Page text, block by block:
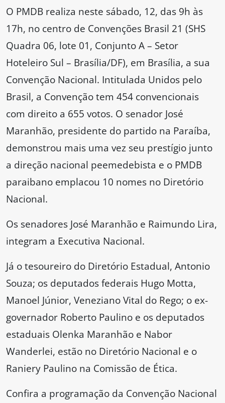
O PMDB realiza neste sábado, 12, das 9h às
17h, no centro de Convenções Brasil 21 (SHS
Quadra 06, lote 01, Conjunto A – Setor
Hoteleiro Sul – Brasília/DF), em Brasília, a sua
Convenção Nacional. Intitulada Unidos pelo
Brasil, a Convenção tem 454 convencionais
com direito a 655 votos. O senador José
Maranhão, presidente do partido na Paraíba,
demonstrou mais uma vez seu prestígio junto
a direção nacional peemedebista e o PMDB
paraibano emplacou 10 nomes no Diretório
Nacional.
Os senadores José Maranhão e Raimundo Lira,
integram a Executiva Nacional.
Já o tesoureiro do Diretório Estadual, Antonio
Souza; os deputados federais Hugo Motta,
Manoel Júnior, Veneziano Vital do Rego; o ex-
governador Roberto Paulino e os deputados
estaduais Olenka Maranhão e Nabor
Wanderlei, estão no Diretório Nacional e o
Raniery Paulino na Comissão de Ética.
Confira a programação da Convenção Nacional